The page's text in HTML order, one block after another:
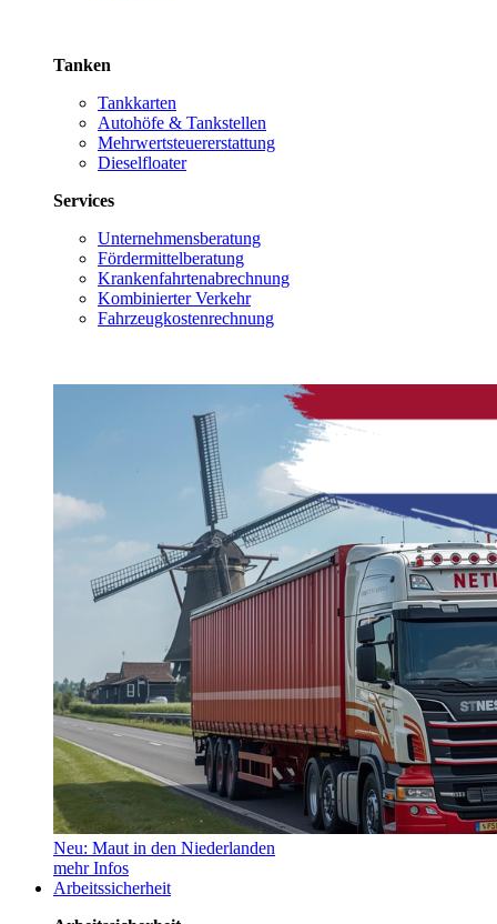
Tanken
Tankkarten
Autohöfe & Tankstellen
Mehrwertsteuererstattung
Dieselfloater
Services
Unternehmensberatung
Fördermittelberatung
Krankenfahrtenabrechnung
Kombinierter Verkehr
Fahrzeugkostenrechnung
Neu: Maut in den Niederlanden
mehr Infos
Arbeitssicherheit